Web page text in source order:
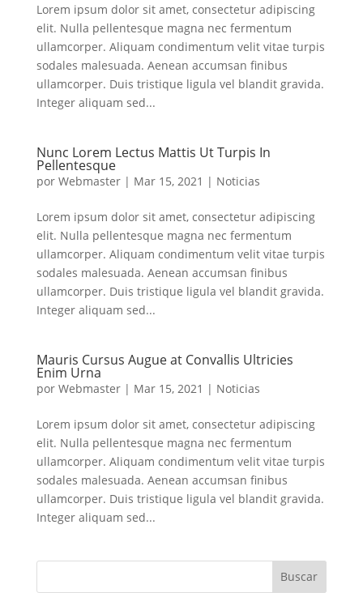
Lorem ipsum dolor sit amet, consectetur adipiscing
elit. Nulla pellentesque magna nec fermentum
ullamcorper. Aliquam condimentum velit vitae turpis
sodales malesuada. Aenean accumsan finibus
ullamcorper. Duis tristique ligula vel blandit gravida.
Integer aliquam sed...
Nunc Lorem Lectus Mattis Ut Turpis In
Pellentesque
por Webmaster| Mar 15, 2021 | Noticias
Lorem ipsum dolor sit amet, consectetur adipiscing
elit. Nulla pellentesque magna nec fermentum
ullamcorper. Aliquam condimentum velit vitae turpis
sodales malesuada. Aenean accumsan finibus
ullamcorper. Duis tristique ligula vel blandit gravida.
Integer aliquam sed...
Mauris Cursus Augue at Convallis Ultricies
Enim Urna
por Webmaster| Mar 15, 2021 | Noticias
Lorem ipsum dolor sit amet, consectetur adipiscing
elit. Nulla pellentesque magna nec fermentum
ullamcorper. Aliquam condimentum velit vitae turpis
sodales malesuada. Aenean accumsan finibus
ullamcorper. Duis tristique ligula vel blandit gravida.
Integer aliquam sed...